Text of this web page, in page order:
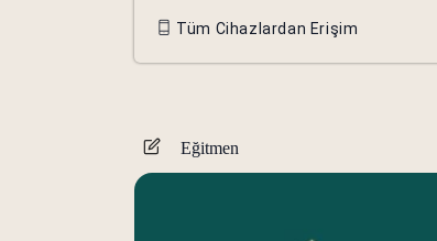
Tüm Cihazlardan Erişim
Eğitmen